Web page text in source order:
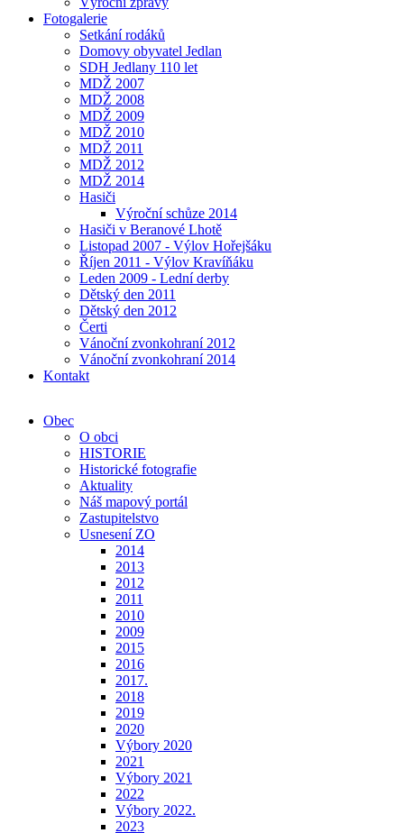
Fotogalerie
Setkání rodáků
Domovy obyvatel Jedlan
SDH Jedlany 110 let
MDŽ 2007
MDŽ 2008
MDŽ 2009
MDŽ 2010
MDŽ 2011
MDŽ 2012
MDŽ 2014
Hasiči
Výroční schůze 2014
Hasiči v Beranové Lhotě
Listopad 2007 - Výlov Hořejšáku
Říjen 2011 - Výlov Kravíňáku
Leden 2009 - Lední derby
Dětský den 2011
Dětský den 2012
Čerti
Vánoční zvonkohraní 2012
Vánoční zvonkohraní 2014
Kontakt
Obec
O obci
HISTORIE
Historické fotografie
Aktuality
Náš mapový portál
Zastupitelstvo
Usnesení ZO
2014
2013
2012
2011
2010
2009
2015
2016
2017.
2018
2019
2020
Výbory 2020
2021
Výbory 2021
2022
Výbory 2022.
2023